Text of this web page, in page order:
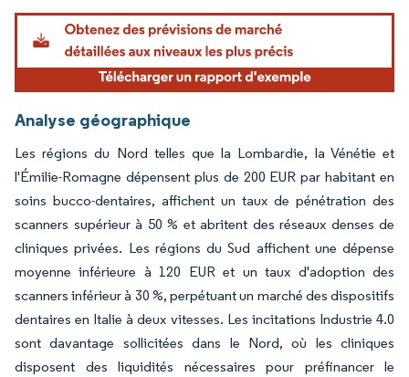
Analyse géographique
Les régions du Nord telles que la Lombardie, la Vénétie et
l'Émilie-Romagne dépensent plus de 200 EUR par habitant en
soins bucco-dentaires, affichent un taux de pénétration des
scanners supérieur à 50 % et abritent des réseaux denses de
cliniques privées. Les régions du Sud affichent une dépense
moyenne inférieure à 120 EUR et un taux d'adoption des
scanners inférieur à 30 %, perpétuant un marché des dispositifs
dentaires en Italie à deux vitesses. Les incitations Industrie 4.0
sont davantage sollicitées dans le Nord, où les cliniques
disposent des liquidités nécessaires pour préfinancer le